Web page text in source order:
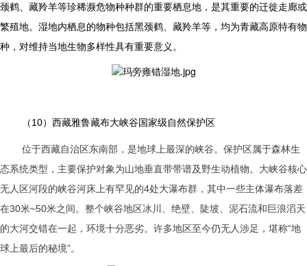
颈鹤、藏羚羊等珍稀濒危物种种群的重要栖息地，是其重要的迁徙走廊或
繁殖地。湿地内栖息的物种包括黑颈鹤、藏羚羊等，均为青藏高原特有物
种，对维持当地生物多样性具有重要意义。
（10）西藏雅鲁藏布大峡谷国家级自然保护区
位于西藏自治区东南部，是地球上最深的峡谷。保护区属于森林生
态系统类型，主要保护对象为山地垂直带带谱及野生动植物。大峡谷核心
无人区河段的峡谷河床上有罕见的4处大瀑布群，其中一些主体瀑布落差
在30米~50米之间。整个峡谷地区冰川、绝壁、陡坡、泥石流和巨浪滔天
的大河交错在一起，环境十分恶劣。许多地区至今仍无人涉足，堪称“地
球上最后的秘境”。